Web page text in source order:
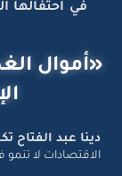
في احتفالها
«أموال
دينا عبد الفتاح
الاقتصادات لا تنمو